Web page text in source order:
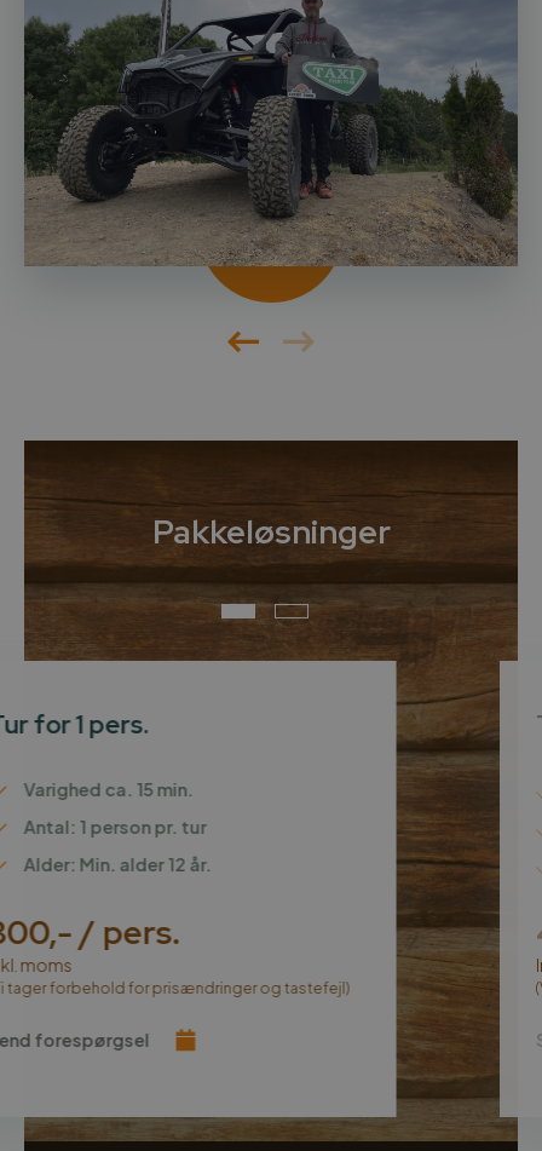
Pakkeløsninger
Tur for 1 pers.
Varighed ca. 15 min.
Antal: 1 person pr. tur
Alder: Min. alder 12 år.
800,- / pers.
(Vi tager forbehold for prisændringer og tastefejl)
Send forespørgsel